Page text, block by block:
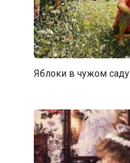
Яблоки в чужом саду